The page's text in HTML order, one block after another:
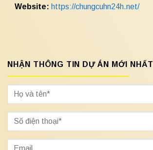
Website: https://chungcuhn24h.net/
NHẬN THÔNG TIN DỰ ÁN MỚI NHẤT